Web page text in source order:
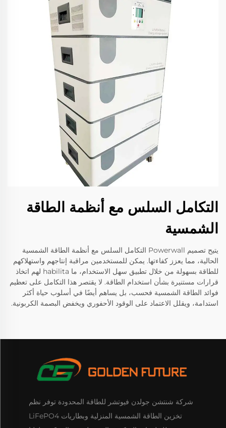
التكامل السلس مع أنظمة الطاقة
الشمسية
يتيح تصميم Powerwall التكامل السلس مع أنظمة الطاقة الشمسية
الحالية، مما يعزز كفاءتها. يمكن للمستخدمين مراقبة إنتاجهم واستهلاكهم
للطاقة بسهولة من خلال تطبيق سهل الاستخدام، ما habilita لهم اتخاذ
قرارات مستنيرة بشأن استخدام الطاقة. لا يقتصر هذا التكامل على تعظيم
فوائد الطاقة الشمسية فحسب، بل يساهم أيضًا في أسلوب حياة أكثر
استدامة، ويقلل الاعتماد على الوقود الأحفوري ويخفض البصمة الكربونية.
شركة شنتشن جولدن فيوتشر للطاقة المحدودة توفر نظم
تخزين الطاقة الشمسية المنزلية وبطاريات LiFePO4